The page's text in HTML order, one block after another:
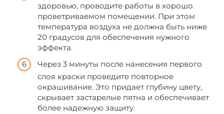
здоровью, проводите работы в хорошо
проветриваемом помещении. При этом
температура воздуха не должна быть ниже
20 градусов для обеспечения нужного
эффекта.
Через 3 минуты после нанесения первого
слоя краски проведите повторное
окрашивание. Это придает глубину цвету,
скрывает застарелые пятна и обеспечивает
более надежную защиту.